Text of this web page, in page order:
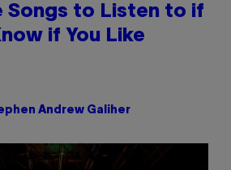
Songs to Listen to if
if You Like
Andrew Galiher